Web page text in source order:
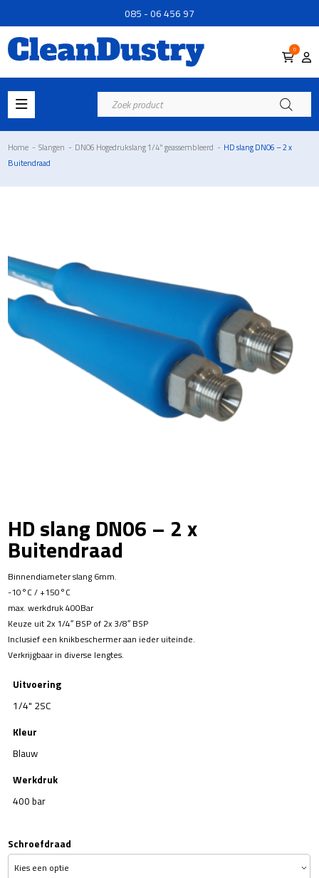
085 - 06 456 97
0
Producten
zoeken
Home - Slangen - DN06 Hogedrukslang 1/4" geassembleerd - HD slang DN06 – 2 x
Buitendraad
HD slang DN06 – 2 x
Buitendraad
Binnendiameter slang 6mm.
-10°C / +150°C
max. werkdruk 400Bar
Keuze uit 2x 1/4″ BSP of 2x 3/8″ BSP
Inclusief een knikbeschermer aan ieder uiteinde.
Verkrijgbaar in diverse lengtes.
Uitvoering
1/4" 2SC
Kleur
Blauw
Werkdruk
400 bar
Schroefdraad